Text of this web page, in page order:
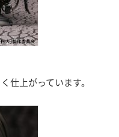
仕上がっています。